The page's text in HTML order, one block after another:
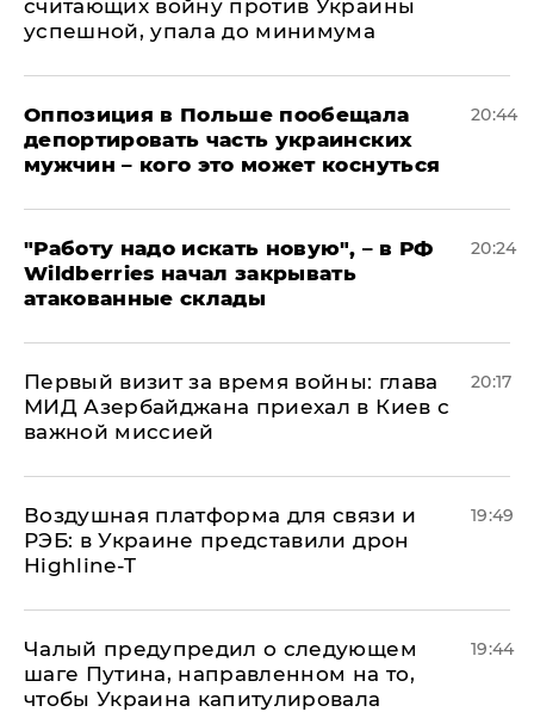
считающих войну против Украины
успешной, упала до минимума
Оппозиция в Польше пообещала
депортировать часть украинских
мужчин – кого это может коснуться
20:44
"Работу надо искать новую", – в РФ
Wildberries начал закрывать
атакованные склады
20:24
Первый визит за время войны: глава
МИД Азербайджана приехал в Киев с
важной миссией
20:17
Воздушная платформа для связи и
РЭБ: в Украине представили дрон
Highline-T
19:49
Чалый предупредил о следующем
шаге Путина, направленном на то,
чтобы Украина капитулировала
19:44